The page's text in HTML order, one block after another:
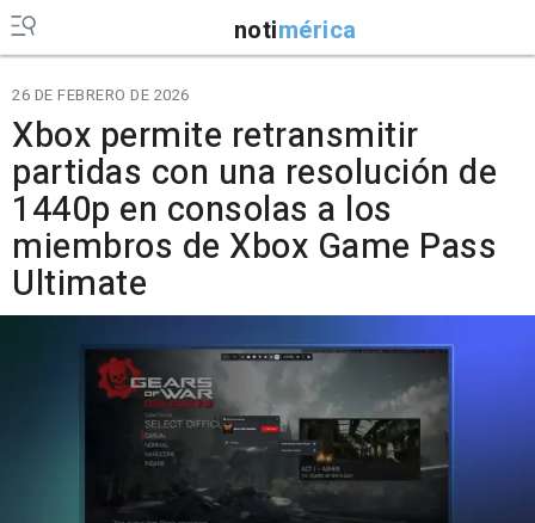
notimérica
26 DE FEBRERO DE 2026
Xbox permite retransmitir
partidas con una resolución de
1440p en consolas a los
miembros de Xbox Game Pass
Ultimate